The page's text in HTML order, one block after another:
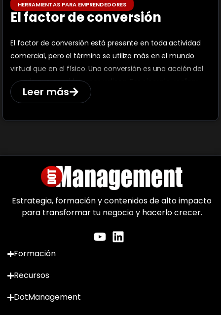
HERRAMIENTAS PARA EMPRENDEDORES
El factor de conversión
El factor de conversión está presente en toda actividad
comercial, pero el término se utiliza más en el mundo
virtual que en el físico. Una conversión es una acción del
usuario que consideramos valiosa. Por ejemplo, realizar
una compra, suscribirse a nuestro newsletter, visitar
Facebook, hacerse seguidor de nuestro perfil de Twitter,
Leer más
Estrategia, formación y contenidos de alto impacto
para transformar tu negocio y hacerlo crecer.
Formación
Recursos
DotManagement